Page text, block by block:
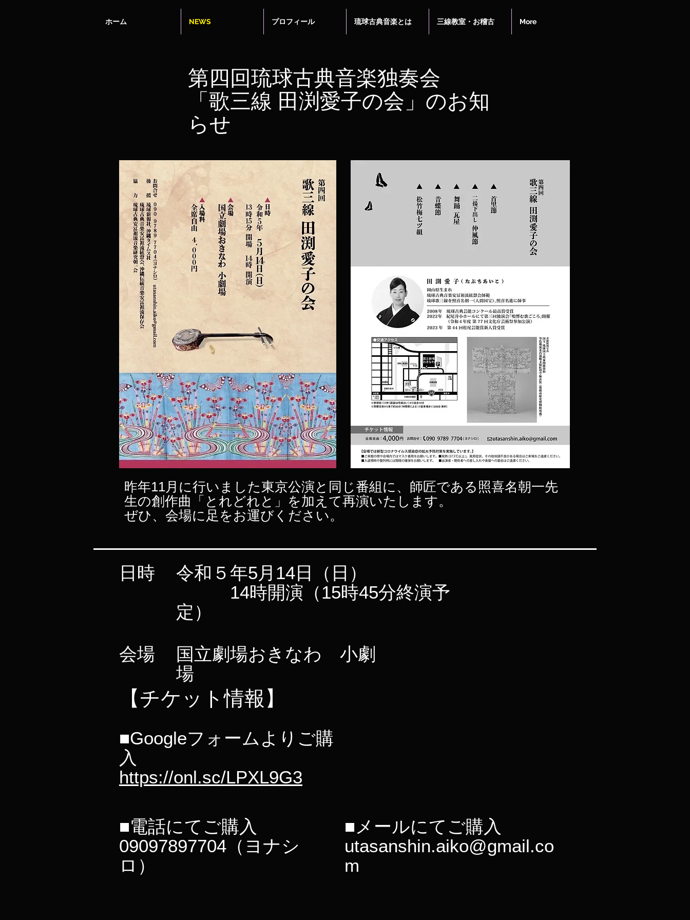
ホーム NEWS プロフィール 琉球古典音楽とは 三線教室・お稽古 More
第四回琉球古典音楽独奏会
「歌三線 田渕愛子の会」のお知
らせ
昨年11月に行いました東京公演と同じ番組に、師匠である照喜名朝一先
生の創作曲「とれどれと」を加えて再演いたします。
ぜひ、会場に足をお運びください。
日時
令和５年5月14日（日）
14時開演（15時45分終演予
定）
会場
国立劇場おきなわ 小劇
場
【チケット情報】
■Googleフォームよりご購
入
https://onl.sc/LPXL9G3
■電話にてご購入
09097897704（ヨナシ
ロ）
■メールにてご購入
utasanshin.aiko@gmail.co
m